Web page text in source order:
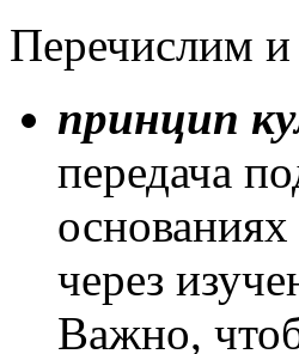
Перечислим и
принцип
передача
через
Важно,